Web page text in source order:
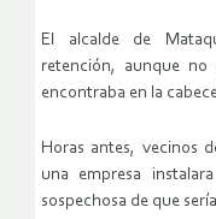
El alcalde de
retención, aunque
encontraba en la
Horas antes, vecinos
una empresa
sospechosa de que